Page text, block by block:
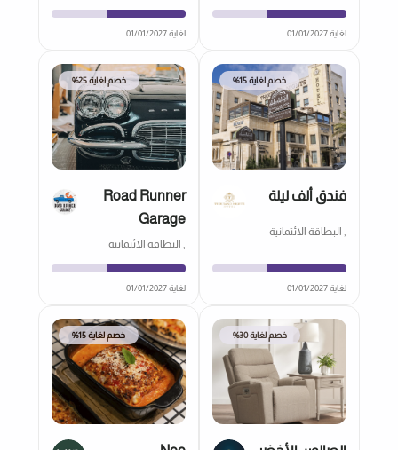
لغاية 01/01/2027 لغاية 01/01/2027
خصم لغاية 15%
فندق ألف ليلة
, البطاقة الائتمانية
لغاية 01/01/2027
خصم لغاية 25%
Road Runner
Garage
, البطاقة الائتمانية
لغاية 01/01/2027
خصم لغاية 30% خصم لغاية 15%